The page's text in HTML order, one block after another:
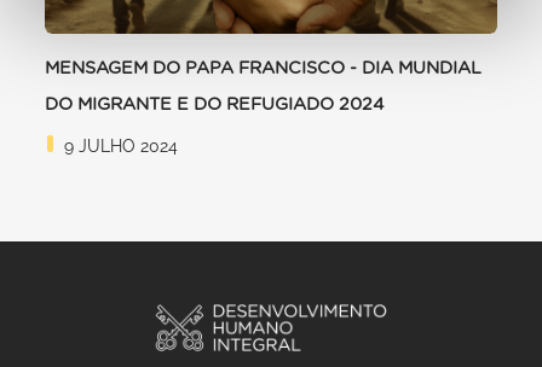
MENSAGEM DO PAPA FRANCISCO - DIA MUNDIAL
DO MIGRANTE E DO REFUGIADO 2024
9 JULHO 2024